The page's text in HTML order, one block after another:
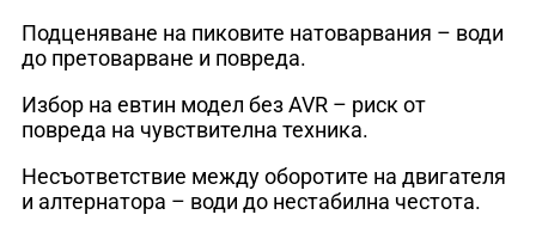
Подценяване на пиковите натоварвания – води
до претоварване и повреда.
Избор на евтин модел без AVR – риск от
повреда на чувствителна техника.
Несъответствие между оборотите на двигателя
и алтернатора – води до нестабилна честота.